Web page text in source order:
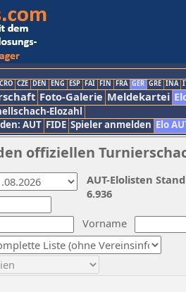
CRO CZE DEN ENG ESP FAI FIN FRA GER GRE INA
Foto-Galerie Meldekartei
Elozahl
AUT FIDE Spieler anmelden Elo
offiziellen
Vorname
AUT-Elolisten
6.936